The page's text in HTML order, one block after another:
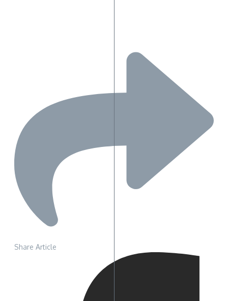
Share Article